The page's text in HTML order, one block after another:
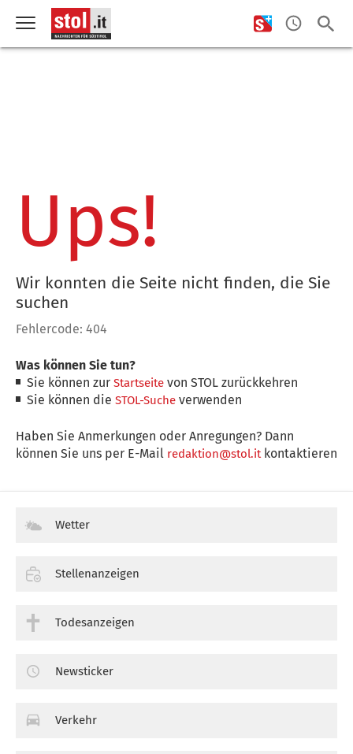
Ups!
Wir konnten die Seite nicht finden, die Sie
suchen
Fehlercode: 404
Was können Sie tun?
Sie können zurStartseite von STOL zurückkehren
Sie können dieSTOL-Suche verwenden
Haben Sie Anmerkungen oder Anregungen? Dann
können Sie uns per E-Mail redaktion@stol.itkontaktieren
Wetter
Stellenanzeigen
Todesanzeigen
Newsticker
Verkehr